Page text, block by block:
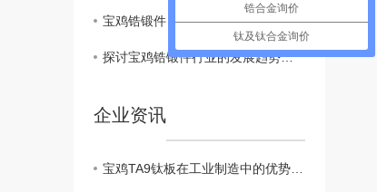
宝鸡锆锻件
探讨宝鸡锆锻件行业的发展趋势和关键影响因素
企业资讯
宝鸡TA9钛板在工业制造中的优势和特点
锆合金询价
钛及钛合金询价